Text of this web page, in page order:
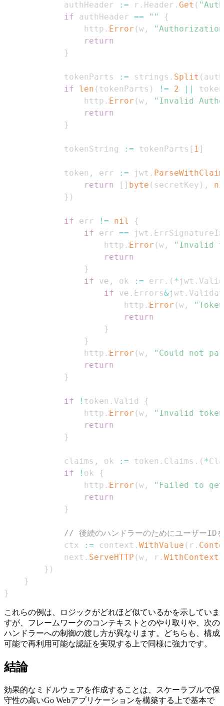
            authHeader
:= r . Header . Get (
if authHeader == ""
{
                http
. Error (w ,
return
}
            tokenParts
:= strings . Split (
if
len ( tokenParts ) != 2 ||
                http
. Error (w ,
"Invalid
return
}
            tokenString
:= tokenParts [ 1 ]
            token
, err := jwt .
return
[ ] byte ( secretKey ) ,
} )
if err != nil
{
if err == jwt .
                    http
. Error (w ,
"Invalid
return
}
if ve , ok := err . ( * jwt .
if ve . Errors&jwt .
                        http
. Error (w ,
return
}
}
                http
. Error (w ,
"Could not
return
}
if ! token . Valid
{
                http
. Error (w ,
"Invalid
return
}
            claims
, ok := token . Claims . ( *
if
! ok
{
                http
. Error (w ,
"Failed to
return
}
// 後続のハンドラーのためにユーザーID
            ctx
:= context . WithValue ( r .
            next
. ServeHTTP (w , r . WithContext
} )
}
}
これらの例は、ロジックがどれほど似ているかを示していま
すが、フレームワークのコンテキストとのやり取りや、次の
ハンドラーへの制御の渡し方が異なります。どちらも、構成
可能で再利用可能な認証を実現する上で同様に強力です。
結論
効果的なミドルウェアを作成することは、スケーラブルで保
守性の高いGo Webアプリケーションを構築する上で基本で